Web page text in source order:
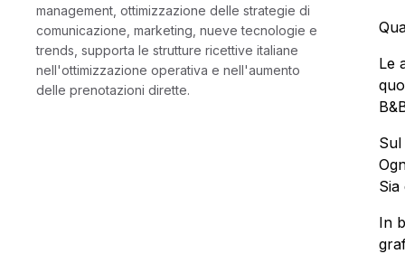
management, ottimizzazione delle strategie di
comunicazione, marketing, nueve tecnologie e
trends, supporta le strutture ricettive italiane
nell'ottimizzazione operativa e nell'aumento
delle prenotazioni dirette.
Le
Sia
In